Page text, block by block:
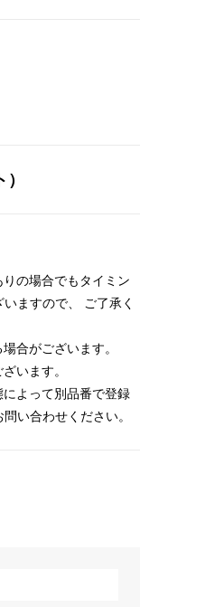
の場合でもタイミン
ますので、 ご了承く
合がございます。
います。
よって別品番で登録
い合わせください。